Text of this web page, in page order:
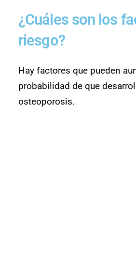
¿Cuáles son los
riesgo?
Hay factores que pueden
probabilidad de que
osteoporosis.